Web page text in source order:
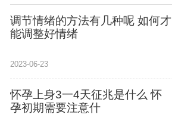
调节情绪的方法有几种呢 如何才
能调整好情绪
2023-06-23
怀孕上身3一4天征兆是什么 怀
孕初期需要注意什